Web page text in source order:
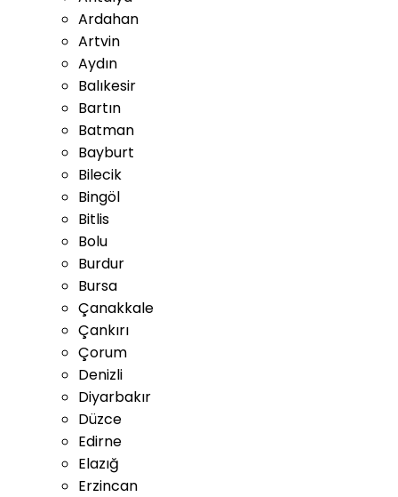
Ardahan
Artvin
Aydın
Balıkesir
Bartın
Batman
Bayburt
Bilecik
Bingöl
Bitlis
Bolu
Burdur
Bursa
Çanakkale
Çankırı
Çorum
Denizli
Diyarbakır
Düzce
Edirne
Elazığ
Erzincan